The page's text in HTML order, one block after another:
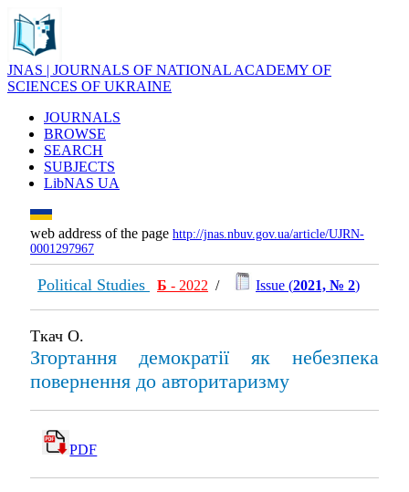
JNAS | JOURNALS OF NATIONAL ACADEMY OF
SCIENCES OF UKRAINE
JOURNALS
BROWSE
SEARCH
SUBJECTS
LibNAS UA
web address of the page http://jnas.nbuv.gov.ua/article/UJRN-
0001297967
Political Studies Б - 2022 / Issue (2021, № 2)
Ткач О.
Згортання демократії як небезпека
повернення до авторитаризму
PDF